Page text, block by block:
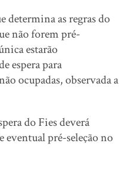
determina as regras do
não forem pré-
estarão
espera para
ocupadas, observada a
do Fies deverá
eventual pré-seleção no